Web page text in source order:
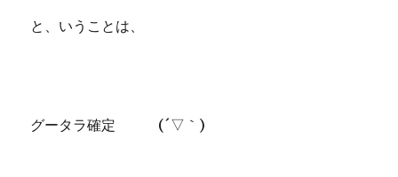
と、いうことは、
グータラ確定 (´▽｀)